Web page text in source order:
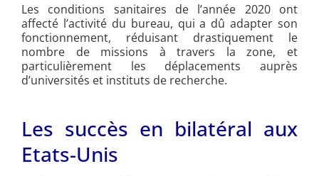
Les conditions sanitaires de l’année 2020 ont
affecté l’activité du bureau, qui a dû adapter son
fonctionnement, réduisant drastiquement le
nombre de missions à travers la zone, et
particulièrement les déplacements auprès
d’universités et instituts de recherche.
Les succès en bilatéral aux
Etats-Unis